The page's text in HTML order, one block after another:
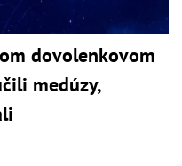
dovolenkovom
medúzy,